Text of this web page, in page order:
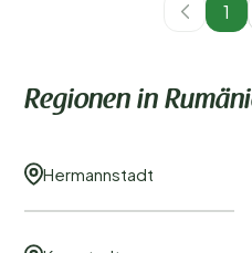
1
Regionen in
Hermannstadt